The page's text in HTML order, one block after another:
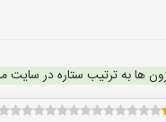
ها به ترتیب ستاره در سایت